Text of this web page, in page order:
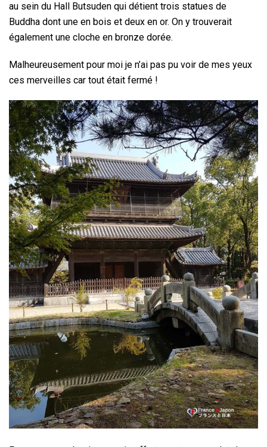
au sein du Hall Butsuden qui détient trois statues de
Buddha dont une en bois et deux en or. On y trouverait
également une cloche en bronze dorée.
Malheureusement pour moi je n’ai pas pu voir de mes yeux
ces merveilles car tout était fermé !